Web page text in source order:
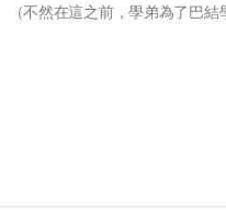
（不然在這之前，學弟為了巴